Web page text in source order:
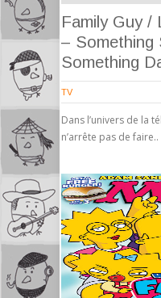
Family Guy /
– Something
Something
TV
Dans l’univers de la
n’arrête pas de faire..